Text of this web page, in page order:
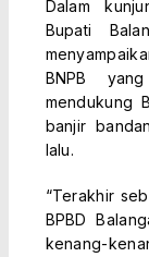
Dalam
Bupati
BNPB
mendukung
banjir
lalu.
“Terakhir
BPBD
kenang-